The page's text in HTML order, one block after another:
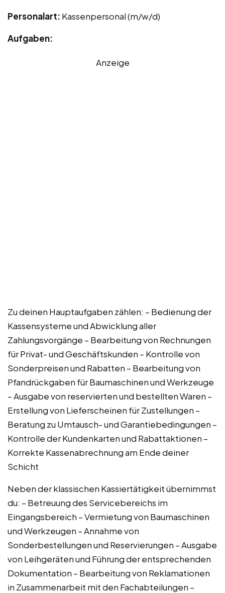
Personalart: Kassenpersonal (m/w/d)
Aufgaben:
Anzeige
Zu deinen Hauptaufgaben zählen: – Bedienung der
Kassensysteme und Abwicklung aller
Zahlungsvorgänge – Bearbeitung von Rechnungen
für Privat- und Geschäftskunden – Kontrolle von
Sonderpreisen und Rabatten – Bearbeitung von
Pfandrückgaben für Baumaschinen und Werkzeuge
– Ausgabe von reservierten und bestellten Waren –
Erstellung von Lieferscheinen für Zustellungen –
Beratung zu Umtausch- und Garantiebedingungen –
Kontrolle der Kundenkarten und Rabattaktionen –
Korrekte Kassenabrechnung am Ende deiner
Schicht
Neben der klassischen Kassiertätigkeit übernimmst
du: – Betreuung des Servicebereichs im
Eingangsbereich – Vermietung von Baumaschinen
und Werkzeugen – Annahme von
Sonderbestellungen und Reservierungen – Ausgabe
von Leihgeräten und Führung der entsprechenden
Dokumentation – Bearbeitung von Reklamationen
in Zusammenarbeit mit den Fachabteilungen –